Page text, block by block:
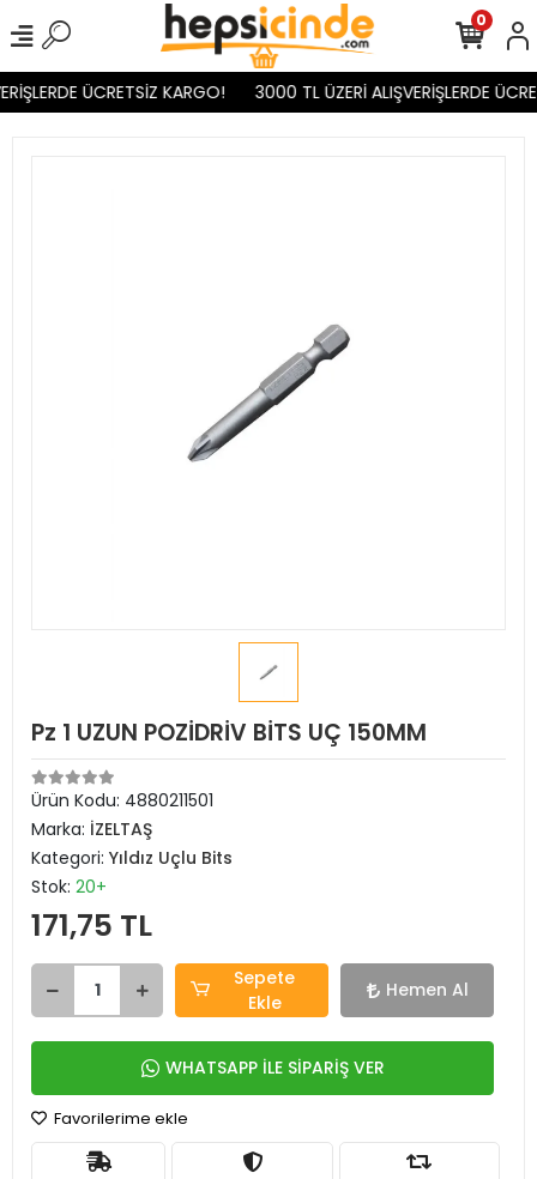
ÜCRETSİZ KARGO! 3000 TL ÜZERİ ALIŞVERİŞLERDE
0
Pz 1 UZUN POZİDRİV BİTS UÇ 150MM
Ürün Kodu: 4880211501
Marka: İZELTAŞ
Kategori: Yıldız Uçlu Bits
Stok: 20+
171,75 TL
Sepete
Ekle
Hemen Al
WHATSAPP İLE SİPARİŞ VER
Favorilerime ekle